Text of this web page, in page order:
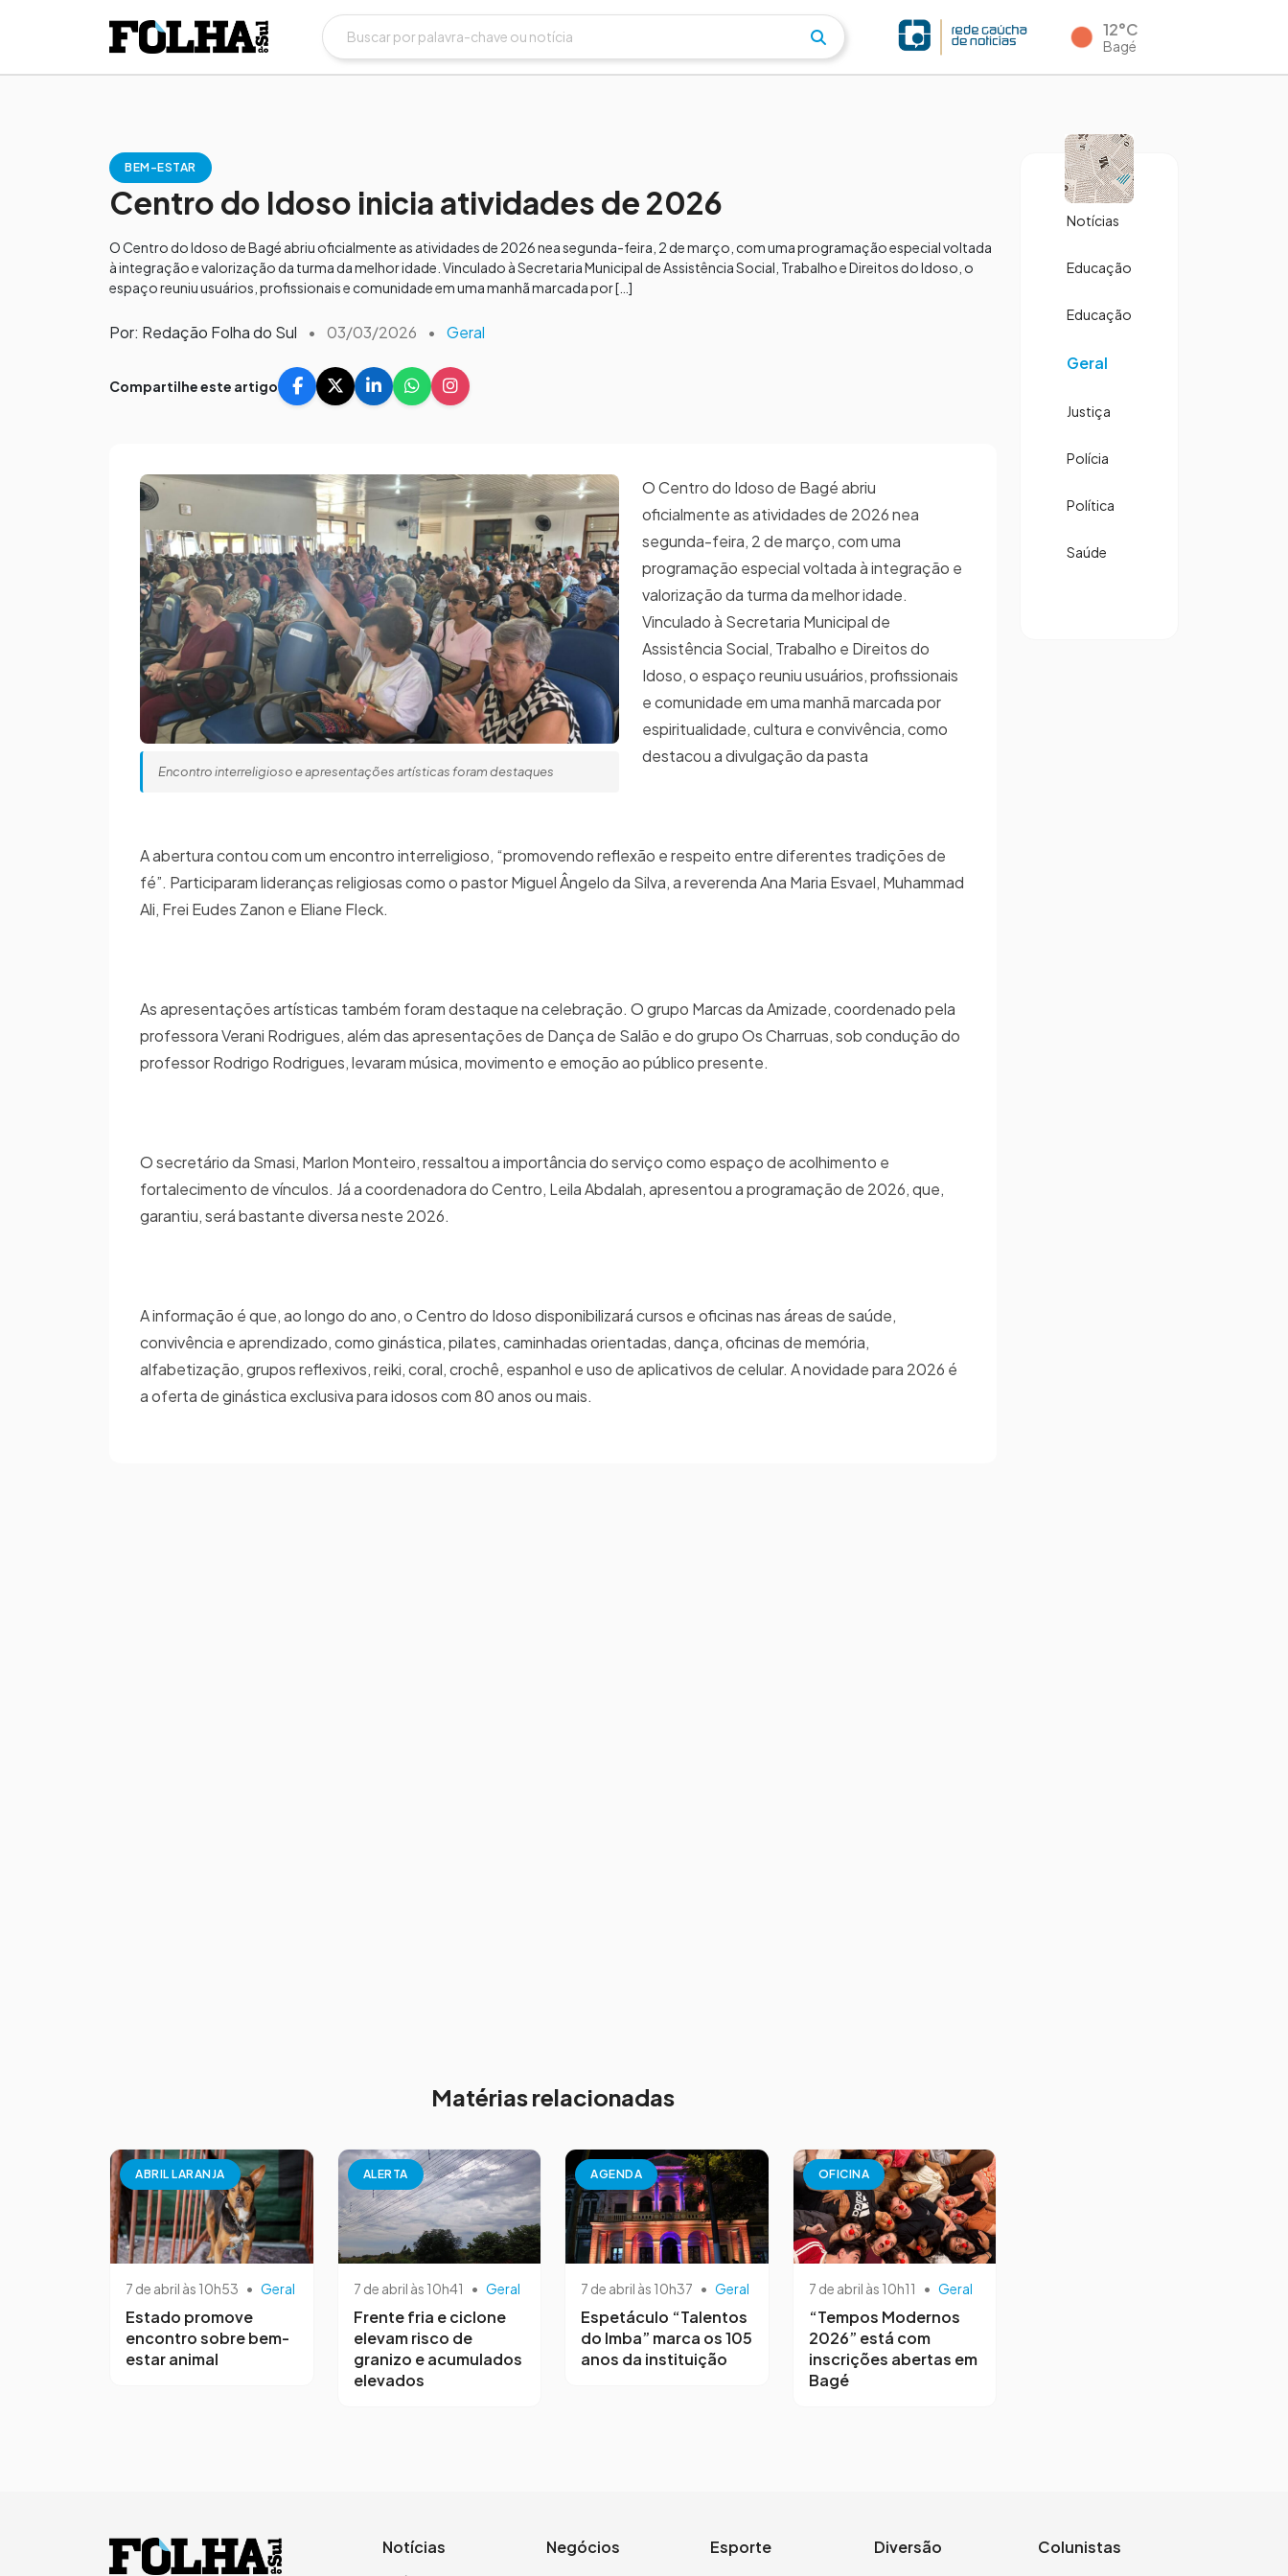
12°C
Bagé
BEM-ESTAR
Centro do Idoso inicia atividades de 2026
O Centro do Idoso de Bagé abriu oficialmente as atividades de 2026 nea segunda-feira, 2 de março, com uma programação especial voltada
à integração e valorização da turma da melhor idade. Vinculado à Secretaria Municipal de Assistência Social, Trabalho e Direitos do Idoso, o
espaço reuniu usuários, profissionais e comunidade em uma manhã marcada por […]
Por: Redação Folha do Sul • 03/03/2026 • Geral
Compartilhe este artigo
Encontro interreligioso e apresentações artísticas foram destaques
O Centro do Idoso de Bagé abriu
oficialmente as atividades de 2026 nea
segunda-feira, 2 de março, com uma
programação especial voltada à integração e
valorização da turma da melhor idade.
Vinculado à Secretaria Municipal de
Assistência Social, Trabalho e Direitos do
Idoso, o espaço reuniu usuários, profissionais
e comunidade em uma manhã marcada por
espiritualidade, cultura e convivência, como
destacou a divulgação da pasta
A abertura contou com um encontro interreligioso, “promovendo reflexão e respeito entre diferentes tradições de
fé”. Participaram lideranças religiosas como o pastor Miguel Ângelo da Silva, a reverenda Ana Maria Esvael, Muhammad
Ali, Frei Eudes Zanon e Eliane Fleck.
As apresentações artísticas também foram destaque na celebração. O grupo Marcas da Amizade, coordenado pela
professora Verani Rodrigues, além das apresentações de Dança de Salão e do grupo Os Charruas, sob condução do
professor Rodrigo Rodrigues, levaram música, movimento e emoção ao público presente.
O secretário da Smasi, Marlon Monteiro, ressaltou a importância do serviço como espaço de acolhimento e
fortalecimento de vínculos. Já a coordenadora do Centro, Leila Abdalah, apresentou a programação de 2026, que,
garantiu, será bastante diversa neste 2026.
A informação é que, ao longo do ano, o Centro do Idoso disponibilizará cursos e oficinas nas áreas de saúde,
convivência e aprendizado, como ginástica, pilates, caminhadas orientadas, dança, oficinas de memória,
alfabetização, grupos reflexivos, reiki, coral, crochê, espanhol e uso de aplicativos de celular. A novidade para 2026 é
a oferta de ginástica exclusiva para idosos com 80 anos ou mais.
Matérias relacionadas
ABRIL LARANJA
7 de abril às 10h53 • Geral
Estado promove
encontro sobre bem-
estar animal
ALERTA
7 de abril às 10h41 • Geral
Frente fria e ciclone
elevam risco de
granizo e acumulados
elevados
AGENDA
7 de abril às 10h37 • Geral
Espetáculo “Talentos
do Imba” marca os 105
anos da instituição
OFICINA
7 de abril às 10h11 • Geral
“Tempos Modernos
2026” está com
inscrições abertas em
Bagé
Notícias
Educação
Educação
Geral
Justiça
Polícia
Política
Saúde
Notícias Negócios Esporte Diversão Colunistas